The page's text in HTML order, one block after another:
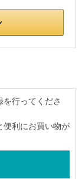
行ってくださ
便利にお買い物が